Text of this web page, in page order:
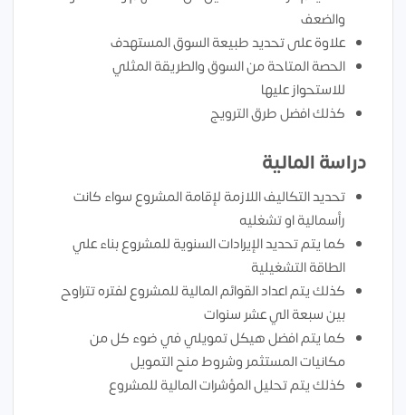
والضعف
علاوة على تحديد طبيعة السوق المستهدف
الحصة المتاحة من السوق والطريقة المثلي
للاستحواز عليها
كذلك افضل طرق الترويج
دراسة المالية
تحديد التكاليف اللازمة لإقامة المشروع سواء كانت
رأسمالية او تشغليه
كما يتم تحديد الإيرادات السنوية للمشروع بناء علي
الطاقة التشغيلية
كذلك يتم اعداد القوائم المالية للمشروع لفتره تتراوح
بين سبعة الي عشر سنوات
كما يتم افضل هيكل تمويلي في ضوء كل من
مكانيات المستثمر وشروط منح التمويل
كذلك يتم تحليل المؤشرات المالية للمشروع